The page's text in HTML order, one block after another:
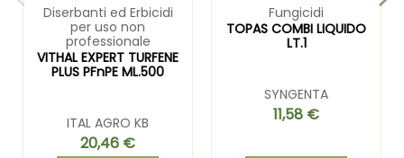
Diserbanti ed Erbicidi
per uso non
professionale
VITHAL EXPERT TURFENE
PLUS PFnPE ML.500
ITAL AGRO KB
20,46 €
Fungicidi
TOPAS COMBI LIQUIDO
LT.1
SYNGENTA
11,58 €